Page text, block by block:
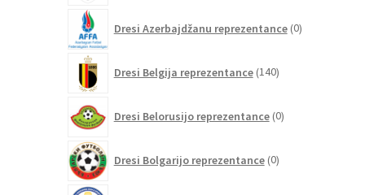
Dresi Azerbajdžanu reprezentance 0izdelkov
Dresi Belgija reprezentance 140izdelkov
Dresi Belorusijo reprezentance 0izdelkov
Dresi Bolgarijo reprezentance 0izdelkov